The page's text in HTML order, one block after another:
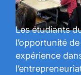
Les étudiants
l’opportunité
expérience